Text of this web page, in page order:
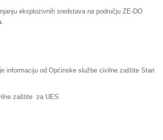
eksplozivnih sredstava na području ZE-DO
informaciju od Općinske službe civilne zaštite Stari
zaštite za UES.